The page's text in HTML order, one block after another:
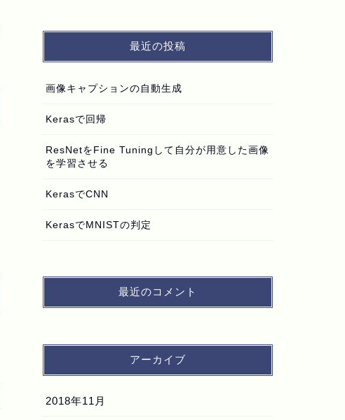
最近の投稿
画像キャプションの自動生成
Kerasで回帰
ResNetをFine Tuningして自分が用意した画像
を学習させる
KerasでCNN
KerasでMNISTの判定
最近のコメント
アーカイブ
2018年11月